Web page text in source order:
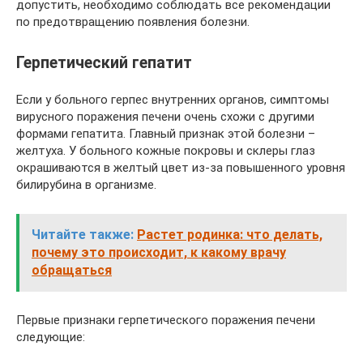
допустить, необходимо соблюдать все рекомендации
по предотвращению появления болезни.
Герпетический гепатит
Если у больного герпес внутренних органов, симптомы
вирусного поражения печени очень схожи с другими
формами гепатита. Главный признак этой болезни –
желтуха. У больного кожные покровы и склеры глаз
окрашиваются в желтый цвет из-за повышенного уровня
билирубина в организме.
Читайте также: Растет родинка: что делать,
почему это происходит, к какому врачу
обращаться
Первые признаки герпетического поражения печени
следующие: